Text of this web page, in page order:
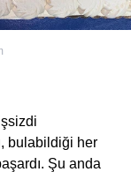
bulabildiği her
Şu anda